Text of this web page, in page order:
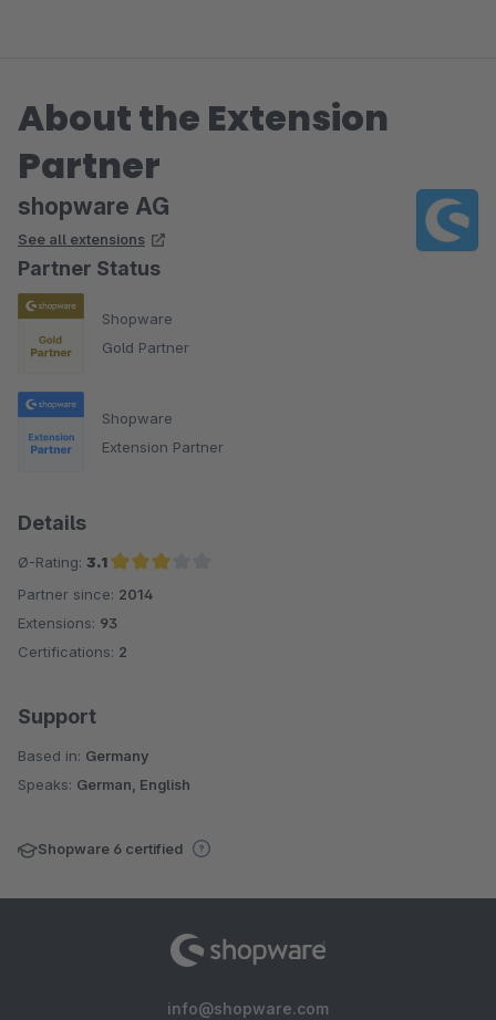
About the Extension
Partner
shopware AG
See all extensions
Partner Status
Shopware
Gold Partner
Shopware
Extension Partner
Details
Ø-Rating: 3.1
Average rating of 3.1 out of 5 stars
Partner since: 2014
Extensions: 93
Certifications: 2
Support
Based in: Germany
Speaks: German, English
Shopware 6 certified
info@shopware.com